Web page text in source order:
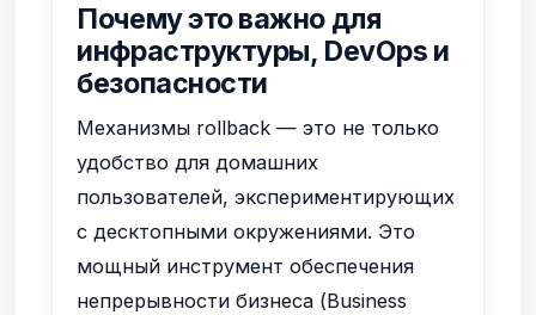
Почему это важно для
инфраструктуры, DevOps и
безопасности
Механизмы rollback — это не только
удобство для домашних
пользователей, экспериментирующих
с десктопными окружениями. Это
мощный инструмент обеспечения
непрерывности бизнеса (Business